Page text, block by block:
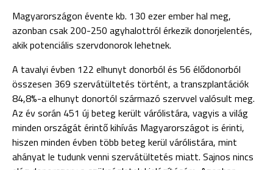
Magyarországon évente kb. 130 ezer ember hal meg,
azonban csak 200-250 agyhalottról érkezik donorjelentés,
akik potenciális szervdonorok lehetnek.
A tavalyi évben 122 elhunyt donorból és 56 élődonorból
összesen 369 szervátültetés történt, a transzplantációk
84,8%-a elhunyt donortól származó szervvel valósult meg.
Az év során 451 új beteg került várólistára, vagyis a világ
minden országát érintő kihívás Magyarországot is érinti,
hiszen minden évben több beteg kerül várólistára, mint
ahányat le tudunk venni szervátültetés miatt. Sajnos nincs